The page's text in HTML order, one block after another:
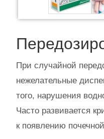
При случайной
нежелательные
того, нарушения
Часто развивается
к появлению